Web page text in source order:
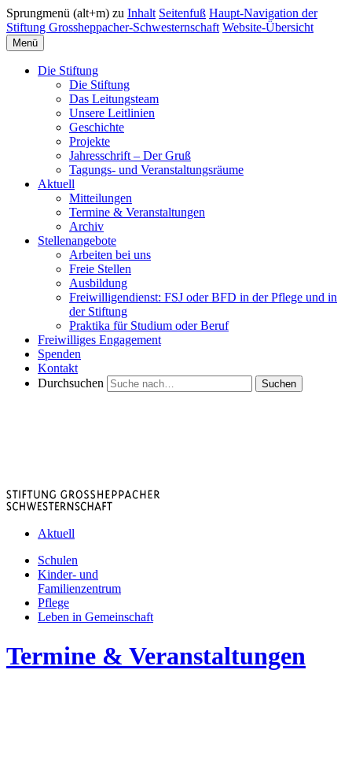
Sprungmenü (alt+m) zu Inhalt Seitenfuß Haupt-Navigation der
Stiftung Grossheppacher-Schwesternschaft Website-Übersicht
Menü
Die Stiftung
Die Stiftung
Das Leitungsteam
Unsere Leitlinien
Geschichte
Projekte
Jahresschrift – Der Gruß
Tagungs- und Veranstaltungsräume
Aktuell
Mitteilungen
Termine & Veranstaltungen
Archiv
Stellenangebote
Arbeiten bei uns
Freie Stellen
Ausbildung
Freiwilligendienst: FSJ oder BFD in der Pflege und in
der Stiftung
Praktika für Studium oder Beruf
Freiwilliges Engagement
Spenden
Kontakt
Durchsuchen
Suchen
Aktuell
Schulen
Kinder- und
Familienzentrum
Pflege
Leben in Gemeinschaft
Termine & Veranstaltungen